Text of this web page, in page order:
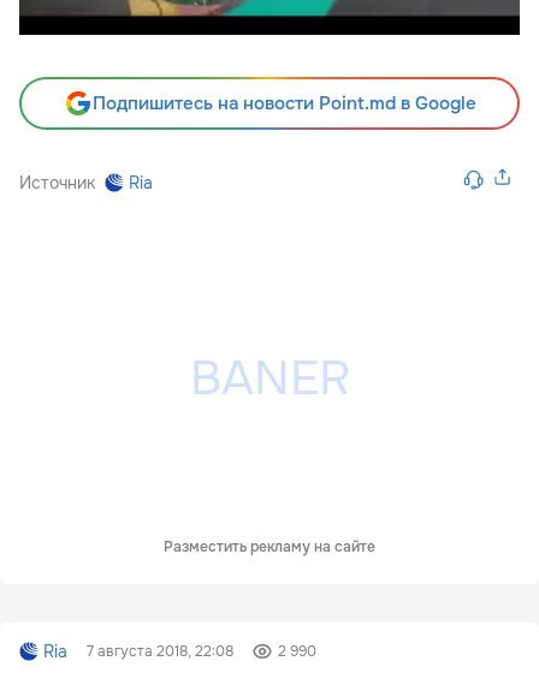
Подпишитесь на новости Point.md в Google
Источник Ria
Разместить рекламу на сайте
Ria 7 августа 2018, 22:08 2 990